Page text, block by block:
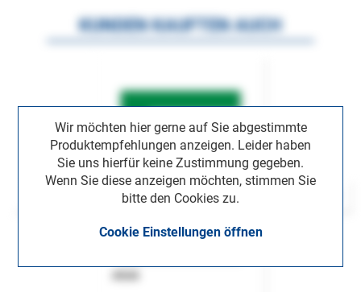
Wir möchten hier gerne auf Sie abgestimmte
Produktempfehlungen anzeigen. Leider haben
Sie uns hierfür keine Zustimmung gegeben.
Wenn Sie diese anzeigen möchten, stimmen Sie
bitte den Cookies zu.
Cookie Einstellungen öffnen
KUNDEN KAUFTEN AUCH